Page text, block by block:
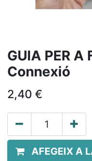
GUIA PER A
Connexió
2,40 €
AFEGEIX A